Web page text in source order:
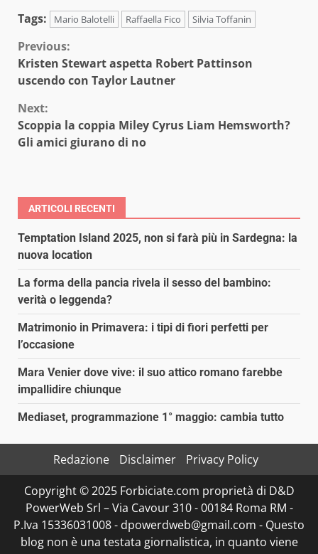
Tags:
Mario Balotelli Raffaella Fico Silvia Toffanin
Continue
Reading
Previous:
Kristen Stewart aspetta Robert Pattinson
uscendo con Taylor Lautner
Next:
Scoppia la coppia Miley Cyrus Liam Hemsworth?
Gli amici giurano di no
ARTICOLI RECENTI
Temptation Island 2025, non si farà più in Sardegna: la
nuova location
La forma della pancia rivela il sesso del bambino:
verità o leggenda?
Matrimonio in Primavera: i tipi di fiori perfetti per
l’occasione
Mara Venier dove vive: il suo attico romano farebbe
impallidire chiunque
Mediaset, programmazione 1° maggio: cambia tutto
Redazione Disclaimer
Privacy Policy
Copyright © 2025 Forbiciate.com proprietà di D&D
PowerWeb Srl – Via Cavour 310 - 00184 Roma RM -
P.Iva 15336031008 - dpowerdweb@gmail.com - Questo
blog non è una testata giornalistica, in quanto viene